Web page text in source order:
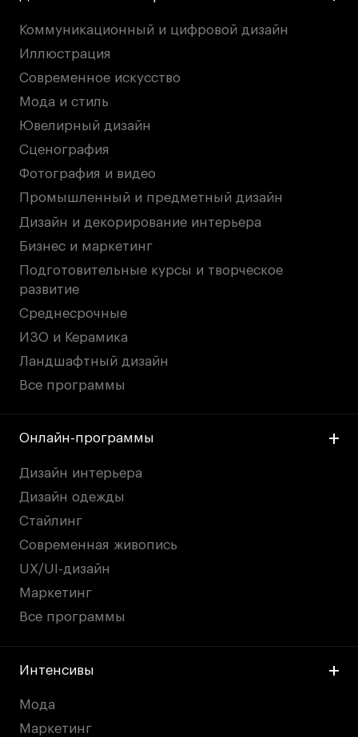
Коммуникационный и цифровой дизайн
Иллюстрация
Современное искусство
Мода и стиль
Ювелирный дизайн
Сценография
Фотография и видео
Промышленный и предметный дизайн
Дизайн и декорирование интерьера
Бизнес и маркетинг
Подготовительные курсы и творческое
развитие
Среднесрочные
ИЗО и Керамика
Ландшафтный дизайн
Все программы
Онлайн-программы
Дизайн интерьера
Дизайн одежды
Стайлинг
Современная живопись
UX/UI-дизайн
Маркетинг
Все программы
Интенсивы
Мода
Маркетинг